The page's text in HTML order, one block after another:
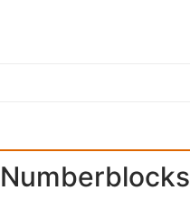
Numberblocks